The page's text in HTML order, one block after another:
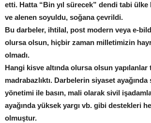
etti. Hatta “Bin yıl sürecek” dendi tabi ülke
ve alenen soyuldu, soğana çevrildi.
Bu darbeler, ihtilal, post modern veya e-
olursa olsun, hiçbir zaman milletimizin
olmadı.
Hangi kisve altında olursa olsun yapılanlar
madrabazlıktı. Darbelerin siyaset
yönetimi ile basın, mali olarak sivil
ayağında yüksek yargı vb. gibi destekleri
olmuştur.